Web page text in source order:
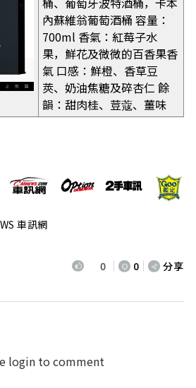
內蘇維翁葡萄酒桶 容量：
700ml 香氣：紅莓子水
果，鮮花及微微的百香果香
氣 口感：鮮橙、香草豆
莢、奶油焦糖及碎杏仁 餘
韻：甜肉桂、荳蔻、薑味
車訊網
0 0 分享
login to comment